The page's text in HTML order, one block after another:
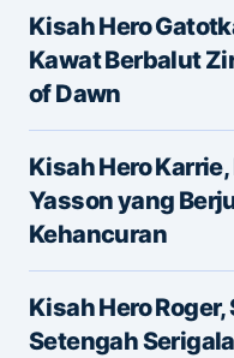
Message*
Kisah Hero
Kawat Berbalut
of Dawn
Kisah Hero
Yasson yang
Kehancuran
Kisah Hero
Setengah